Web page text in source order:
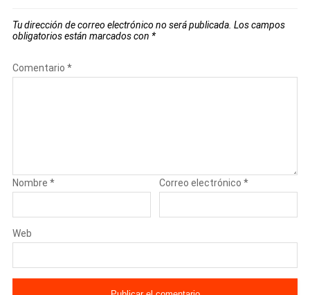
Tu dirección de correo electrónico no será publicada. Los campos
obligatorios están marcados con *
Comentario *
Nombre * Correo electrónico*
Web